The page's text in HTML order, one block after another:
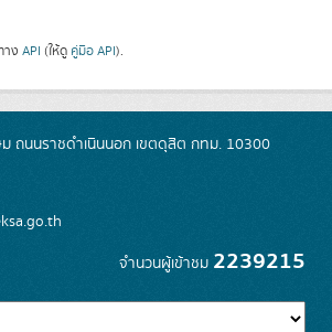
ง API (ให้ดู คู่มือ API).
ถนนราชดำเนินนอก เขตดุสิต กทม. 10300
จำนวนผู้เข้าชม 2239215